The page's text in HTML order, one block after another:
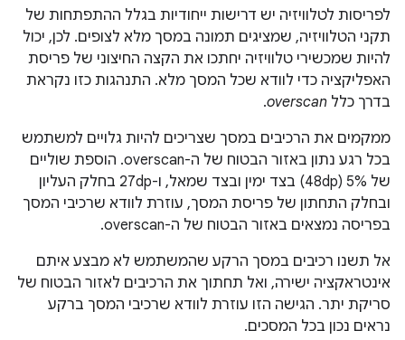
לפריסות לטלוויזיה יש דרישות ייחודיות בגלל ההתפתחות של
תקני הטלוויזיה, שמציגים תמונה במסך מלא לצופים. לכן, יכול
להיות שמכשירי טלוויזיה יחתכו את הקצה החיצוני של פריסת
האפליקציה כדי לוודא שכל המסך מלא. התנהגות כזו נקראת
בדרך כלל overscan
.
ממקמים את הרכיבים במסך שצריכים להיות גלויים למשתמש
בכל רגע נתון באזור הבטוח של ה-overscan. הוספת שוליים
של 5% (48dp) בצד ימין ובצד שמאל, ו-27dp בחלק העליון
ובחלק התחתון של פריסת המסך, עוזרת לוודא שרכיבי המסך
בפריסה נמצאים באזור הבטוח של ה-overscan.
אל תשנו רכיבים במסך הרקע שהמשתמש לא מבצע איתם
אינטראקציה ישירה, ואל תחתוך את הרכיבים לאזור הבטוח של
סריקת יתר. הגישה הזו עוזרת לוודא שרכיבי המסך ברקע
נראים נכון בכל המסכים.